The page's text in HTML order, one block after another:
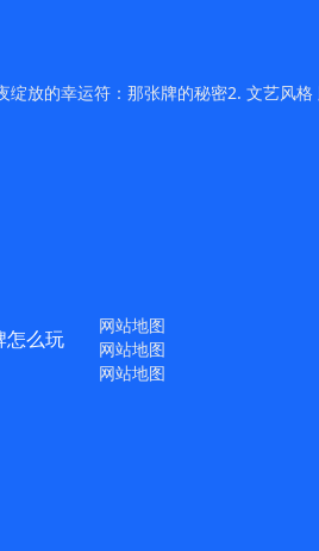
放的幸运符：那张牌的秘密2. 文艺风
怎么玩
网站地图
网站地图
网站地图